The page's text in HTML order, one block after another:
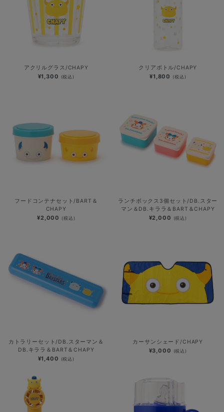
アクリルグラス/CHAPY
¥1,300 (税込)
クリアボトル/CHAPY
¥1,800 (税込)
フードコンテナセット/BART＆
CHAPY
¥2,000 (税込)
ランチボックス3個セット/DB.スター
マン＆DB.キララ＆BART＆CHAPY
¥2,000 (税込)
カトラリーセット/DB.スターマン＆
DB.キララ＆BART＆CHAPY
¥1,400 (税込)
カーサンシェード/CHAPY
¥3,000 (税込)